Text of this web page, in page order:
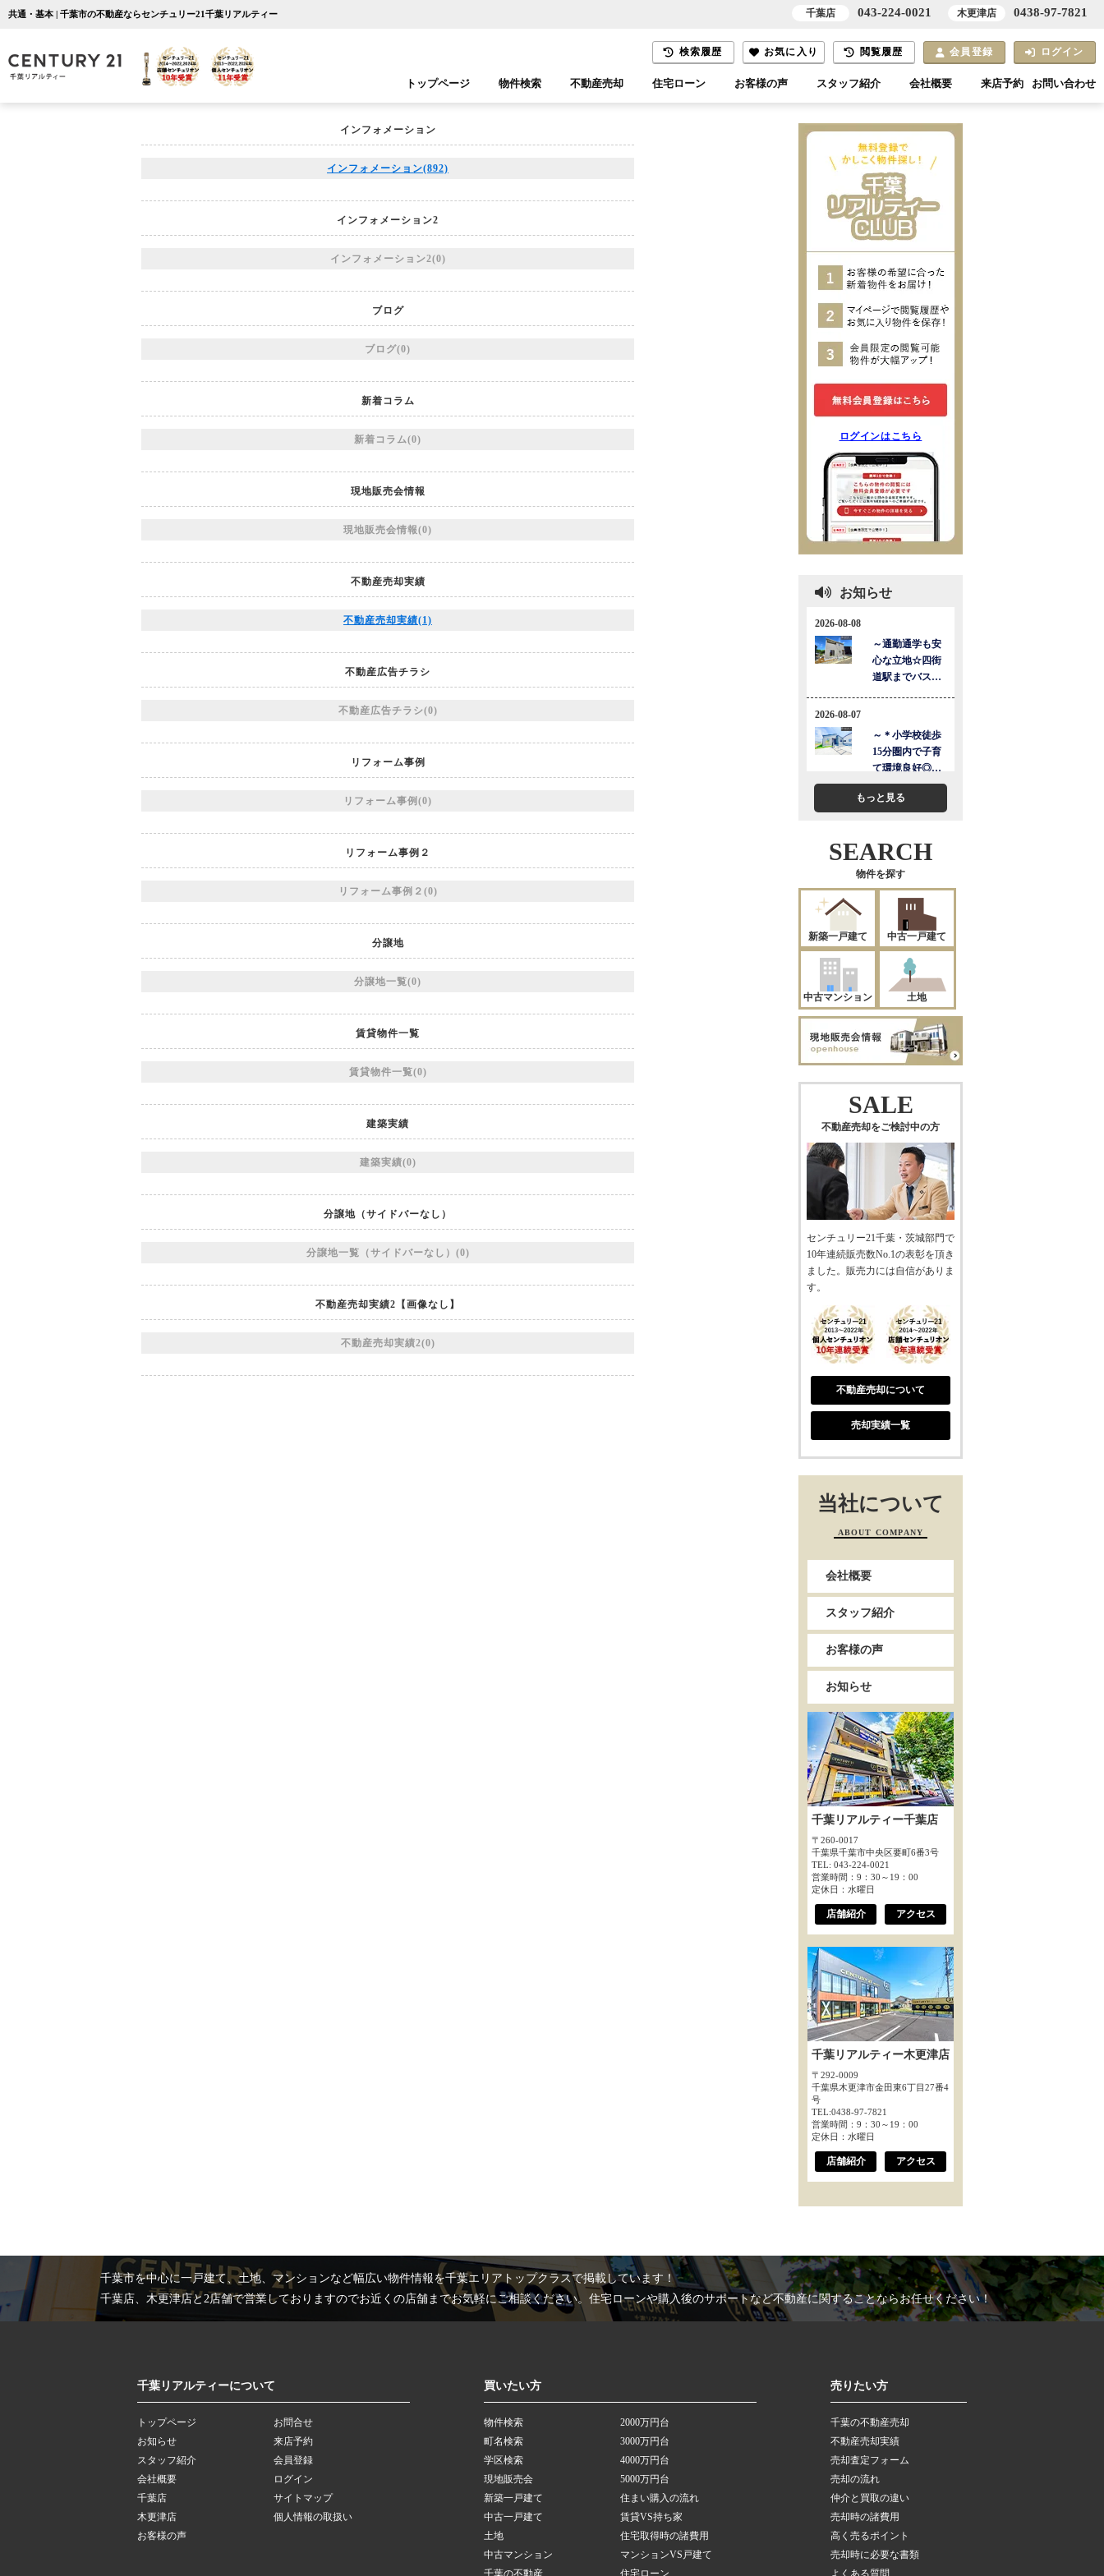
共通・基本 | 千葉市の不動産ならセンチュリー21千葉リアルティー
検索履歴 お気に入り 閲覧履歴 会員登録 ログイン
トップページ 物件検索
千葉エリア
不動産売却 住宅ローン お客様の声 スタッフ紹介 会社概要 来店予約 お問い合わせ
インフォメーション
インフォメーション(892)
インフォメーション2
インフォメーション2(0)
ブログ
ブログ(0)
新着コラム
新着コラム(0)
現地販売会情報
現地販売会情報(0)
不動産売却実績
不動産売却実績(1)
不動産広告チラシ
不動産広告チラシ(0)
リフォーム事例
リフォーム事例(0)
リフォーム事例２
リフォーム事例２(0)
分譲地
分譲地一覧(0)
賃貸物件一覧
賃貸物件一覧(0)
建築実績
建築実績(0)
分譲地（サイドバーなし）
分譲地一覧（サイドバーなし）(0)
不動産売却実績2【画像なし】
不動産売却実績2(0)
ログインはこちら
お知らせ
もっと見る
SEARCH
物件を探す
新築一戸建て 中古一戸建て
中古マンション 土地
SALE
不動産売却をご検討中の方
センチュリー21千葉・茨城部門で
10年連続販売数No.1の表彰を頂き
ました。販売力には自信がありま
す。
不動産売却について
売却実績一覧
当社について
ABOUT COMPANY
会社概要
スタッフ紹介
お客様の声
お知らせ
千葉リアルティー千葉店
〒260-0017
千葉県千葉市中央区要町6番3号
TEL: 043-224-0021
営業時間：9：30～19：00
定休日：水曜日
店舗紹介 アクセス
千葉リアルティー木更津店
〒292-0009
千葉県木更津市金田東6丁目27番4
号
TEL:0438-97-7821
営業時間：9：30～19：00
定休日：水曜日
店舗紹介 アクセス
千葉市を中心に一戸建て、土地、マンションなど幅広い物件情報を千葉エリアトップクラスで掲載しています！
千葉店、木更津店と2店舗で営業しておりますのでお近くの店舗までお気軽にご相談ください。住宅ローンや購入後のサポートなど不動産に関することならお任せください！
千葉リアルティーについて
トップページ
お知らせ
スタッフ紹介
会社概要
千葉店
木更津店
お客様の声
お問合せ
来店予約
会員登録
ログイン
サイトマップ
個人情報の取扱い
買いたい方
物件検索
町名検索
学区検索
現地販売会
新築一戸建て
中古一戸建て
土地
中古マンション
千葉の不動産
2000万円台
3000万円台
4000万円台
5000万円台
住まい購入の流れ
賃貸VS持ち家
住宅取得時の諸費用
マンションVS戸建て
住宅ローン
売りたい方
千葉の不動産売却
不動産売却実績
売却査定フォーム
売却の流れ
仲介と買取の違い
売却時の諸費用
高く売るポイント
売却時に必要な書類
よくある質問
千葉店 043-224-0021 木更津店 0438-97-7821